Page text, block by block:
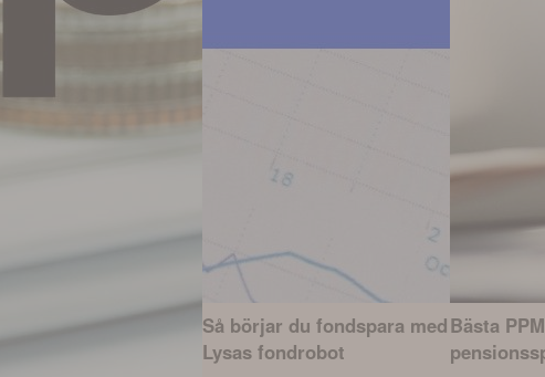
Så börjar du fondspara med
Lysas fondrobot
Bästa